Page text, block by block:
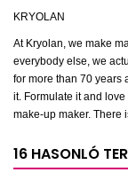
KRYOLAN
At Kryolan, we make
everybody else, we
for more than 70 years
it. Formulate it and
make-up maker. There
16 HASONLÓ